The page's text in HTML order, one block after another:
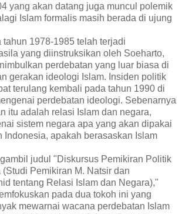
yang akan datang juga muncul polemik
Islam formalis masih berada di ujung
tahun 1978-1985 telah terjadi
yang diinstruksikan oleh Soeharto,
perdebatan yang luar biasa di
gerakan ideologi Islam. Insiden politik
terulang kembali pada tahun 1990 di
perdebatan ideologi. Sebenarnya
itu adalah relasi Islam dan negara,
sistem negara apa yang akan dipakai
Indonesia, apakah berasaskan Islam
judul "Diskursus Pemikiran Politik
(Studi Pemikiran M. Natsir dan
tentang Relasi Islam dan Negara),"
pada dua tokoh ini yang
mewarnai wacana perdebatan Islam